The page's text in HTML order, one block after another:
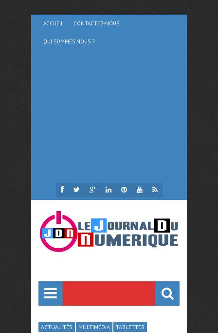
ACCUEIL CONTACTEZ-NOUS
QUI SOMMES NOUS ?
ACTUALITÉS MULTIMÉDIA TABLETTES